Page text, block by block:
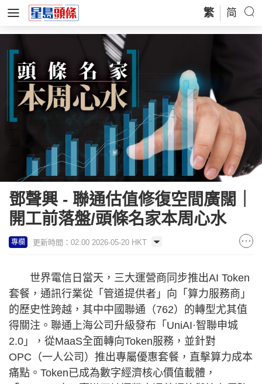
繁 简
鄧聲興 - 聯通估值修復空間廣闊｜
開工前落盤/頭條名家本周心水
專欄 更新時間：02:00 2026-05-20 HKT
世界電信日當天，三大運營商同步推出AI Token
套餐，通訊行業從「管道提供者」向「算力服務商」
的歷史性跨越，其中中國聯通（762）的轉型尤其值
得關注。聯通上海公司升級發布「UniAI·智聯申城
2.0」，從MaaS全面轉向Token服務，並針對
OPC（一人公司）推出專屬優惠套餐，直擊算力成本
痛點。Token已成為數字經濟核心價值載體，